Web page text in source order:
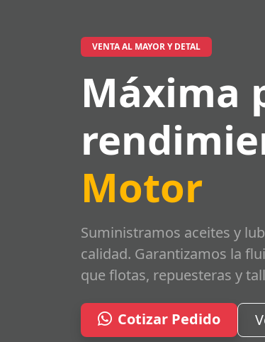
VENTA AL MAYOR Y DETAL
Máxima
Motor
Suministramos aceites y
calidad. Garantizamos la
que flotas, repuesteras y
Cotizar Pedido